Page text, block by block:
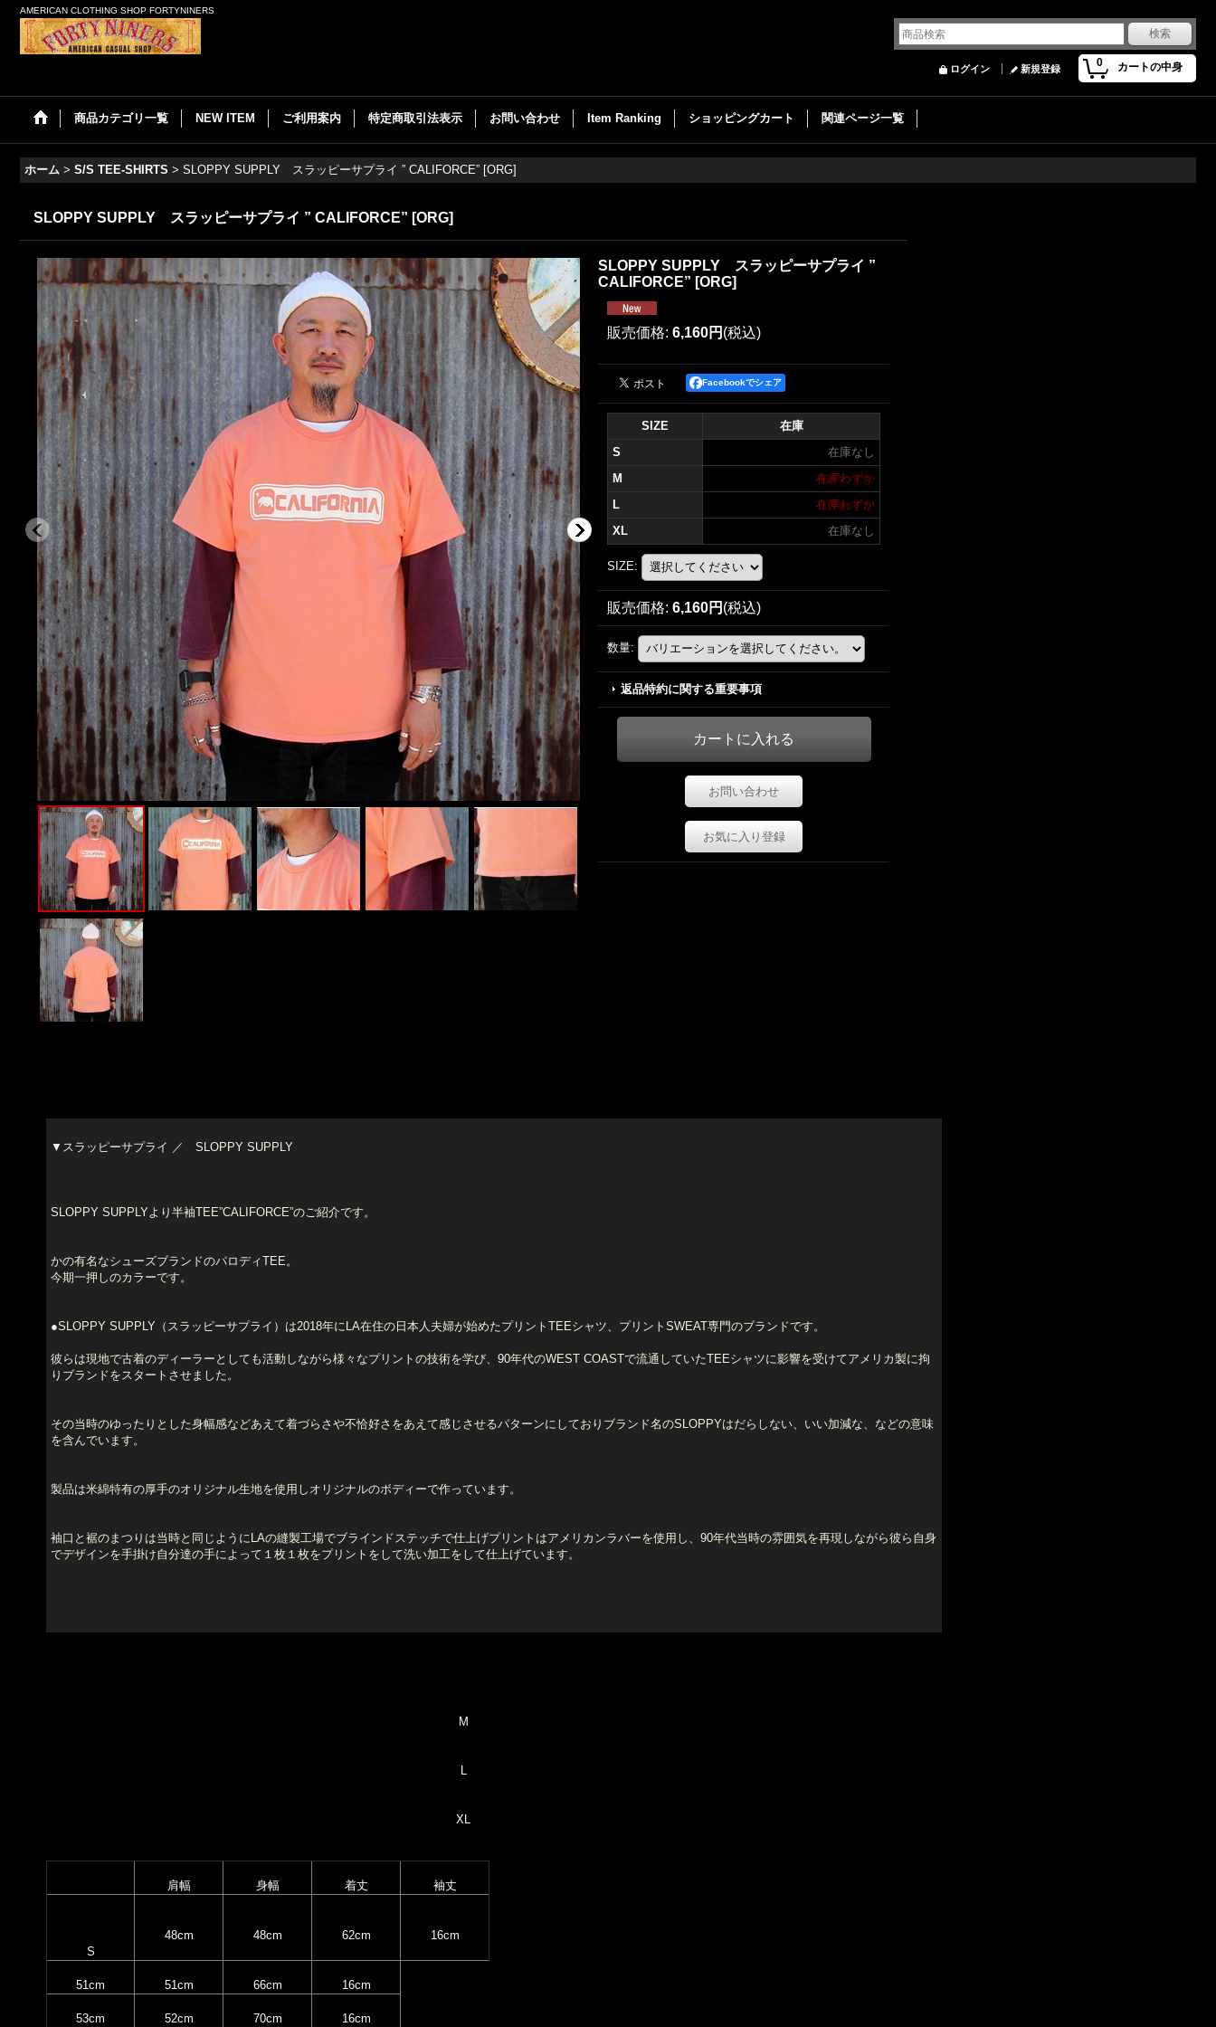
AMERICAN CLOTHING SHOP FORTYNINERS
0 カートの中身
ログイン 新規登録
商品カテゴリ一覧 NEW ITEM ご利用案内 特定商取引法表示 お問い合わせ Item Ranking ショッピングカート 関連ページ一覧
ホーム > S/S TEE-SHIRTS > SLOPPY SUPPLY スラッピーサプライ ” CALIFORCE” [ORG]
SLOPPY SUPPLY スラッピーサプライ ” CALIFORCE” [ORG]
SLOPPY SUPPLY スラッピーサプライ ”
CALIFORCE” [ORG]
販売価格: 6,160円 (税込)
Facebookでシェア
SIZE
在庫
S
在庫なし
M
在庫わずか
L
在庫わずか
XL
在庫なし
SIZE:
販売価格: 6,160円 (税込)
数量:
返品特約に関する重要事項
お問い合わせ
お気に入り登録
▼スラッピーサプライ ／ SLOPPY SUPPLY
SLOPPY SUPPLYより半袖TEE”CALIFORCE”のご紹介です。
かの有名なシューズブランドのパロディTEE。
今期一押しのカラーです。
●SLOPPY SUPPLY（スラッピーサプライ）は2018年にLA在住の日本人夫婦が始めたプリントTEEシャツ、プリントSWEAT専門のブランドです。
彼らは現地で古着のディーラーとしても活動しながら様々なプリントの技術を学び、90年代のWEST COASTで流通していたTEEシャツに影響を受けてアメリカ製に拘
りブランドをスタートさせました。
その当時のゆったりとした身幅感などあえて着づらさや不恰好さをあえて感じさせるパターンにしておりブランド名のSLOPPYはだらしない、いい加減な、などの意味
を含んでいます。
製品は米綿特有の厚手のオリジナル生地を使用しオリジナルのボディーで作っています。
袖口と裾のまつりは当時と同じようにLAの縫製工場でブラインドステッチで仕上げプリントはアメリカンラバーを使用し、90年代当時の雰囲気を再現しながら彼ら自身
でデザインを手掛け自分達の手によって１枚１枚をプリントをして洗い加工をして仕上げています。
M
L
XL
肩幅 身幅 着丈 袖丈
S
48cm 48cm 62cm 16cm
51cm 51cm 66cm 16cm
53cm 52cm 70cm 16cm